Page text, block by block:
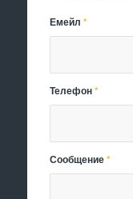
Емейл*
Телефон*
Сообщение*